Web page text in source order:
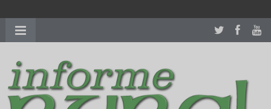
richardmillereplica
women.patekphilippe.tofor sale in usa recognized command with
dining room table ceremony. welcome to our
perfectwatches.is
shop. best youngsexdoll.comwith professional customer
services. 1: 1 design high
https://reallydiamond.com/